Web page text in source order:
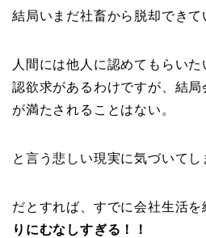
結局いまだ社畜から脱却できて
人間には他人に認めてもらい
認欲求があるわけですが、結
が満たされることはない。
と言う悲しい現実に気づいてし
だとすれば、すでに会社生活を
りにむなしすぎる！！